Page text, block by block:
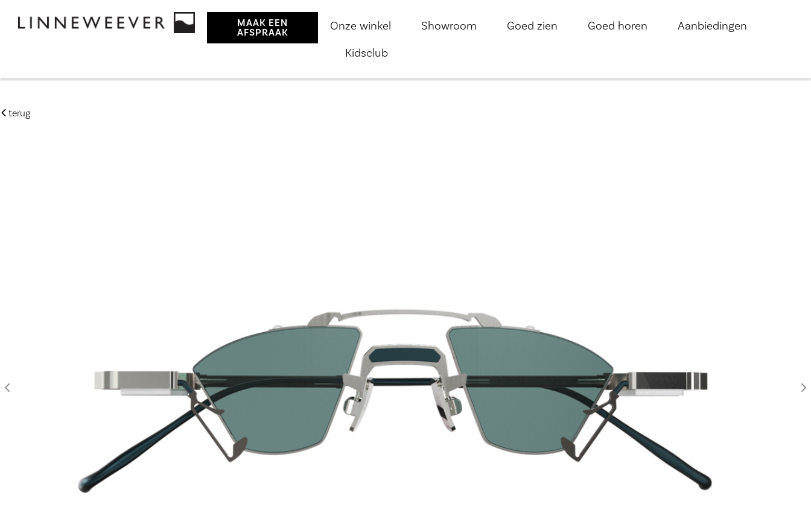
MAAK EEN
AFSPRAAK
Onze winkel Showroom Goed zien Goed horen
Aanbiedingen
Kidsclub
terug